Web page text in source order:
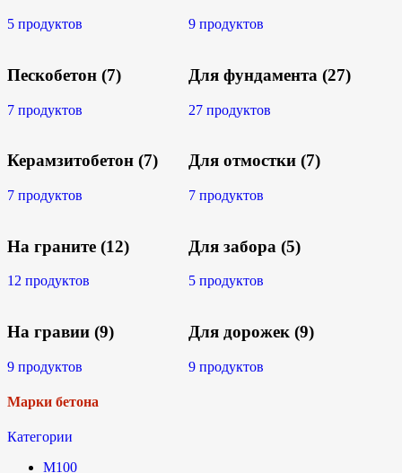
5 продуктов
Пескобетон (7)
7 продуктов
Керамзитобетон (7)
7 продуктов
На граните (12)
12 продуктов
На гравии (9)
9 продуктов
9 продуктов
Для фундамента (27)
27 продуктов
Для отмостки (7)
7 продуктов
Для забора (5)
5 продуктов
Для дорожек (9)
9 продуктов
Марки бетона
Категории
М100